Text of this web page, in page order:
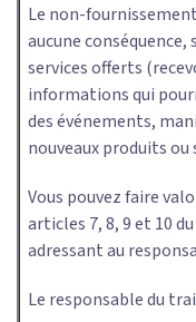
Le non-
aucune
services offerts
informations qui
des événements,
nouveaux produits ou
Vous pouvez faire
articles 7, 8, 9 et 10
adressant au
Le responsable du